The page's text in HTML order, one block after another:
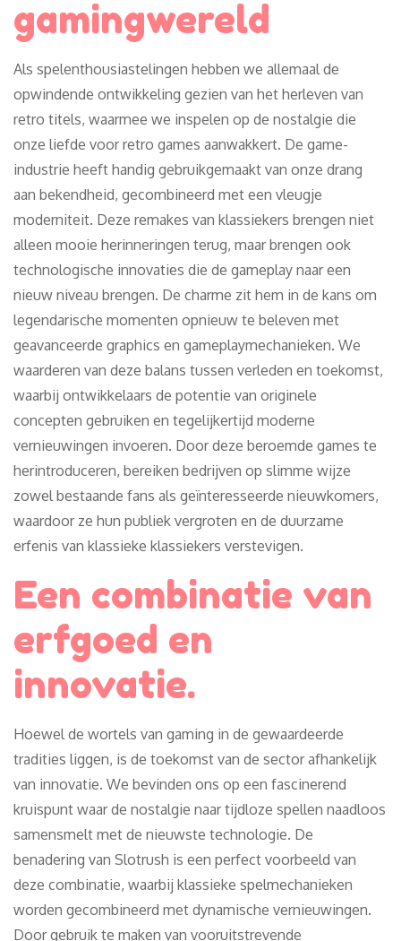
gamingwereld
Als spelenthousiastelingen hebben we allemaal de
opwindende ontwikkeling gezien van het herleven van
retro titels, waarmee we inspelen op de nostalgie die
onze liefde voor retro games aanwakkert. De game-
industrie heeft handig gebruikgemaakt van onze drang
aan bekendheid, gecombineerd met een vleugje
moderniteit. Deze remakes van klassiekers brengen niet
alleen mooie herinneringen terug, maar brengen ook
technologische innovaties die de gameplay naar een
nieuw niveau brengen. De charme zit hem in de kans om
legendarische momenten opnieuw te beleven met
geavanceerde graphics en gameplaymechanieken. We
waarderen van deze balans tussen verleden en toekomst,
waarbij ontwikkelaars de potentie van originele
concepten gebruiken en tegelijkertijd moderne
vernieuwingen invoeren. Door deze beroemde games te
herintroduceren, bereiken bedrijven op slimme wijze
zowel bestaande fans als geïnteresseerde nieuwkomers,
waardoor ze hun publiek vergroten en de duurzame
erfenis van klassieke klassiekers verstevigen.
Een combinatie van
erfgoed en
innovatie.
Hoewel de wortels van gaming in de gewaardeerde
tradities liggen, is de toekomst van de sector afhankelijk
van innovatie. We bevinden ons op een fascinerend
kruispunt waar de nostalgie naar tijdloze spellen naadloos
samensmelt met de nieuwste technologie. De
benadering van Slotrush is een perfect voorbeeld van
deze combinatie, waarbij klassieke spelmechanieken
worden gecombineerd met dynamische vernieuwingen.
Door gebruik te maken van vooruitstrevende